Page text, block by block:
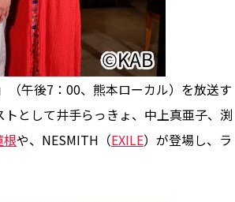
午後7：00、熊本ローカル）を放送す
として井手らっきょ、中上真亜子、渕
根や、NESMITH（EXILE）が登場し、ラ